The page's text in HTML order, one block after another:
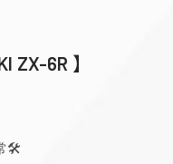
ZX-6R 】
🛠️